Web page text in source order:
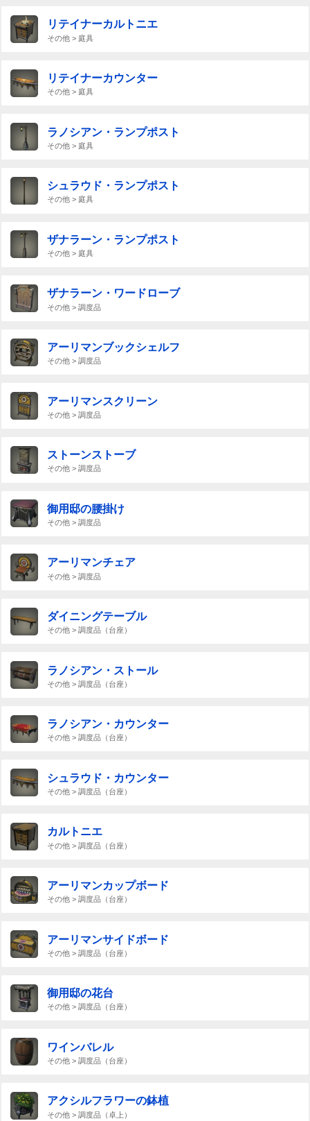
リテイナーカルトニエ
その他 > 庭具
リテイナーカウンター
その他 > 庭具
ラノシアン・ランプポスト
その他 > 庭具
シュラウド・ランプポスト
その他 > 庭具
ザナラーン・ランプポスト
その他 > 庭具
ザナラーン・ワードローブ
その他 > 調度品
アーリマンブックシェルフ
その他 > 調度品
アーリマンスクリーン
その他 > 調度品
ストーンストーブ
その他 > 調度品
御用邸の腰掛け
その他 > 調度品
アーリマンチェア
その他 > 調度品
ダイニングテーブル
その他 > 調度品（台座）
ラノシアン・ストール
その他 > 調度品（台座）
ラノシアン・カウンター
その他 > 調度品（台座）
シュラウド・カウンター
その他 > 調度品（台座）
カルトニエ
その他 > 調度品（台座）
アーリマンカップボード
その他 > 調度品（台座）
アーリマンサイドボード
その他 > 調度品（台座）
御用邸の花台
その他 > 調度品（台座）
ワインバレル
その他 > 調度品（台座）
アクシルフラワーの鉢植
その他 > 調度品（卓上）